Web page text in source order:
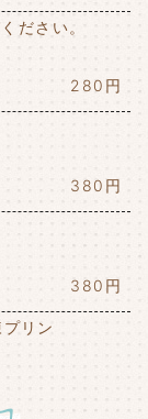
ださい。
280円
380円
380円
リン